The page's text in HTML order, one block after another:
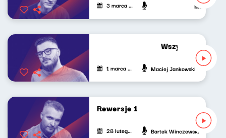
3 marca 2022 Mateusz
Wszystko gra
1 marca 2022 Maciej Jankowski
Rewersje 1
28 lutego 2022 Bartek Winczewski